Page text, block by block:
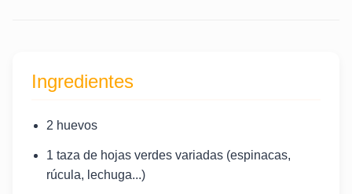
Ingredientes
2 huevos
1 taza de hojas verdes variadas (espinacas,
rúcula, lechuga...)